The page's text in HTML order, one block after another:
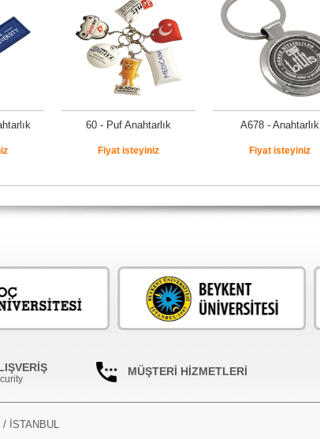
60 - Puf Anahtarlık
Fiyat isteyiniz
A678 - Anahtarlık
Fiyat isteyiniz
MÜŞTERİ HİZMETLERİ
/ İSTANBUL